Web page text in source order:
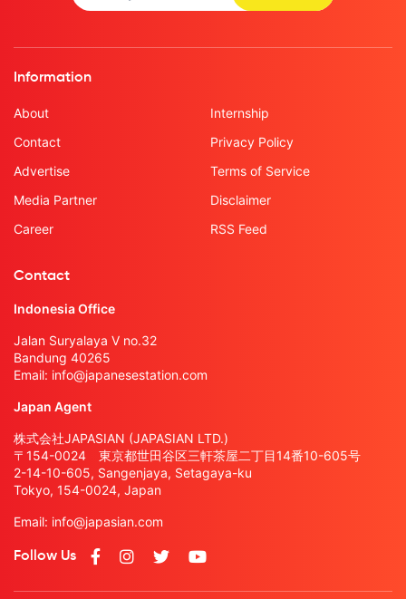
Information
About
Contact
Advertise
Media Partner
Career
Internship
Privacy Policy
Terms of Service
Disclaimer
RSS Feed
Contact
Indonesia Office
Jalan Suryalaya V no.32
Bandung 40265
Email: info@japanesestation.com
Japan Agent
株式会社JAPASIAN (JAPASIAN LTD.)
〒154-0024 東京都世田谷区三軒茶屋二丁目14番10-605号
2-14-10-605, Sangenjaya, Setagaya-ku
Tokyo, 154-0024, Japan
Email: info@japasian.com
Follow Us